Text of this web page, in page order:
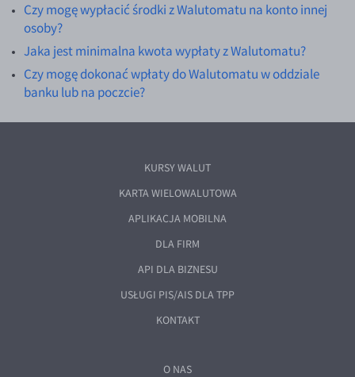
Czy mogę wypłacić środki z Walutomatu na konto innej
osoby?
Jaka jest minimalna kwota wypłaty z Walutomatu?
Czy mogę dokonać wpłaty do Walutomatu w oddziale
banku lub na poczcie?
KURSY WALUT
KARTA WIELOWALUTOWA
APLIKACJA MOBILNA
DLA FIRM
API DLA BIZNESU
USŁUGI PIS/AIS DLA TPP
KONTAKT
O NAS